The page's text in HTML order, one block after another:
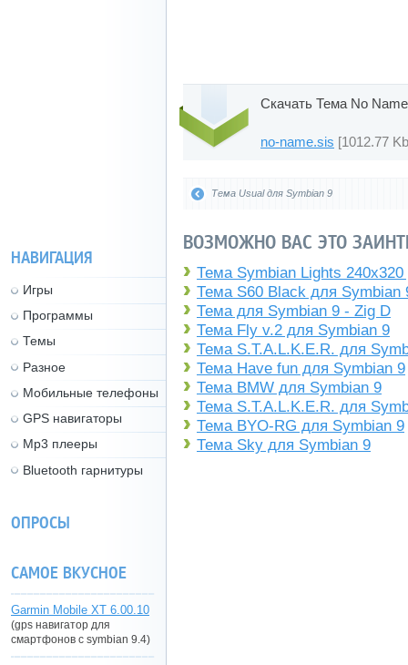
Скачать Тема No
no-name.sis [1012.77
Тема Usual для Symbian 9
ВОЗМОЖНО ВАС ЭТО
Тема Symbian Lights
Тема S60 Black для Symbian
Тема для Symbian 9 - Zig D
Тема Fly v.2 для Symbian 9
Тема S.T.A.L.K.E.R. для
Тема Have fun для Symbian 9
Тема BMW для Symbian 9
Тема S.T.A.L.K.E.R. для
Тема BYO-RG для Symbian 9
Тема Sky для Symbian 9
НАВИГАЦИЯ
Игры
Программы
Темы
Разное
Мобильные телефоны
GPS навигаторы
Mp3 плееры
Bluetooth гарнитуры
ОПРОСЫ
САМОЕ ВКУСНОЕ
Garmin Mobile XT 6.00.10
(gps навигатор для
смартфонов с symbian 9.4)